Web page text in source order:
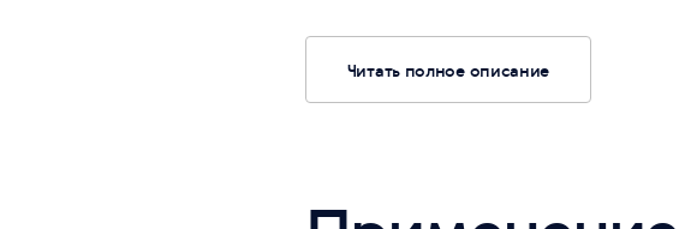
Читать полное описание